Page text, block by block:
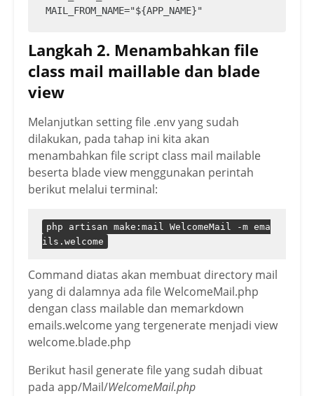
Langkah 2. Menambahkan file
class mail maillable dan blade
view
Melanjutkan setting file .env yang sudah
dilakukan, pada tahap ini kita akan
menambahkan file script class mail mailable
beserta blade view menggunakan perintah
berikut melalui terminal:
php artisan make:mail WelcomeMail -m ema
ils.welcome
Command diatas akan membuat directory mail
yang di dalamnya ada file WelcomeMail.php
dengan class mailable dan memarkdown
emails.welcome yang tergenerate menjadi view
welcome.blade.php
Berikut hasil generate file yang sudah dibuat
pada app/Mail/WelcomeMail.php